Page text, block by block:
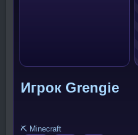
Игрок Grengie
⛏️ Minecraft